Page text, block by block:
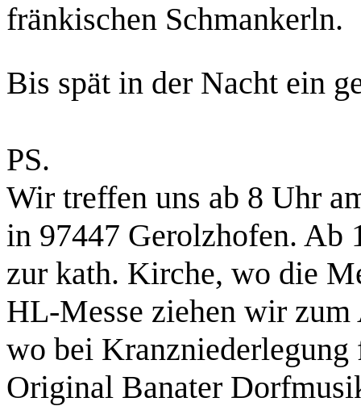
fränkischen Schmankerln.
Bis spät in der Nacht ein
PS.
Wir treffen uns ab 8 Uhr
in 97447 Gerolzhofen. Ab
zur kath. Kirche, wo die
HL-Messe ziehen wir zum
wo bei
Original Banater